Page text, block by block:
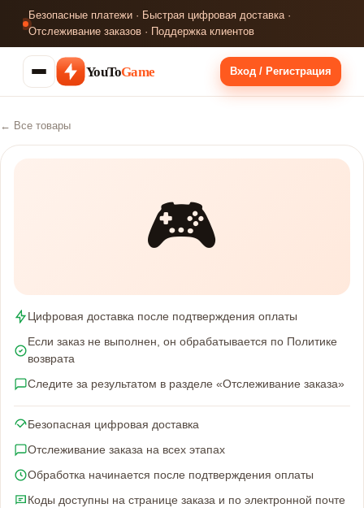
Безопасные платежи · Быстрая цифровая доставка ·
Отслеживание заказов · Поддержка клиентов
YouToGame Вход / Регистрация
← Все товары
🎮
Цифровая доставка после подтверждения оплаты
Если заказ не выполнен, он обрабатывается по Политике
возврата
Следите за результатом в разделе «Отслеживание заказа»
Безопасная цифровая доставка
Отслеживание заказа на всех этапах
Обработка начинается после подтверждения оплаты
Коды доступны на странице заказа и по электронной почте